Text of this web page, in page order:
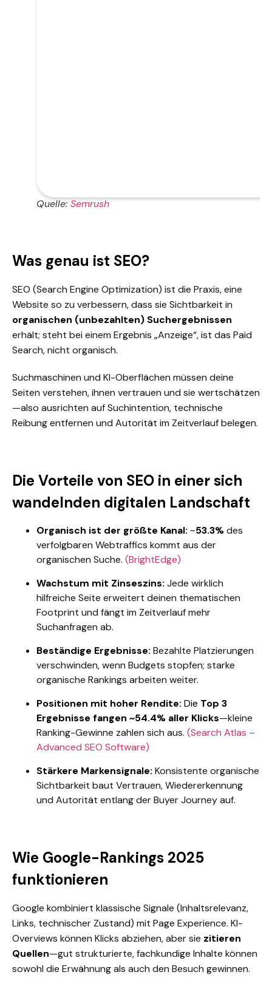
Quelle: Semrush
Was genau ist SEO?
SEO (Search Engine Optimization) ist die Praxis, eine
Website so zu verbessern, dass sie Sichtbarkeit in
organischen (unbezahlten) Suchergebnissen
erhält; steht bei einem Ergebnis „Anzeige“, ist das Paid
Search, nicht organisch.
Suchmaschinen und KI-Oberflächen müssen deine
Seiten verstehen, ihnen vertrauen und sie wertschätzen
—also ausrichten auf Suchintention, technische
Reibung entfernen und Autorität im Zeitverlauf belegen.
Die Vorteile von SEO in einer sich
wandelnden digitalen Landschaft
Organisch ist der größte Kanal: ~53.3%des
verfolgbaren Webtraffics kommt aus der
organischen Suche. (BrightEdge)
Wachstum mit Zinseszins: Jede wirklich
hilfreiche Seite erweitert deinen thematischen
Footprint und fängt im Zeitverlauf mehr
Suchanfragen ab.
Beständige Ergebnisse: Bezahlte Platzierungen
verschwinden, wenn Budgets stopfen; starke
organische Rankings arbeiten weiter.
Positionen mit hoher Rendite: Die Top 3
Ergebnisse fangen ~54.4% aller Klicks—kleine
Ranking-Gewinne zahlen sich aus. (Search Atlas –
Advanced SEO Software)
Stärkere Markensignale: Konsistente organische
Sichtbarkeit baut Vertrauen, Wiedererkennung
und Autorität entlang der Buyer Journey auf.
Wie Google-Rankings 2025
funktionieren
Google kombiniert klassische Signale (Inhaltsrelevanz,
Links, technischer Zustand) mit Page Experience. KI-
Overviews können Klicks abziehen, aber sie zitieren
Quellen—gut strukturierte, fachkundige Inhalte können
sowohl die Erwähnung als auch den Besuch gewinnen.